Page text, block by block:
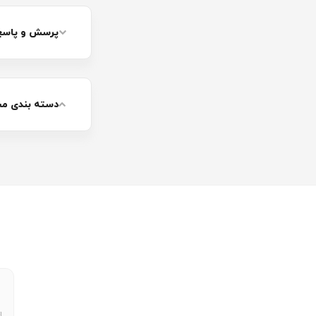
متفاوت است.
عدم نیاز به
پرسش و
دسته بندی